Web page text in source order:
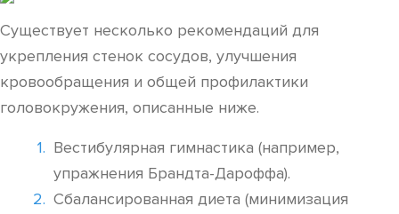
Существует несколько рекомендаций для
укрепления стенок сосудов, улучшения
кровообращения и общей профилактики
головокружения, описанные ниже.
Вестибулярная гимнастика (например,
упражнения Брандта-Дароффа).
Сбалансированная диета (минимизация